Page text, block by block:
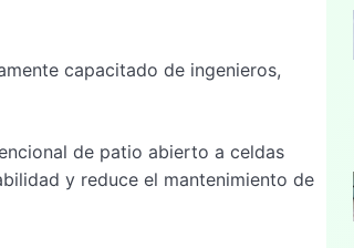
capacitado de ingenieros,
de patio abierto a celdas
y reduce el mantenimiento de